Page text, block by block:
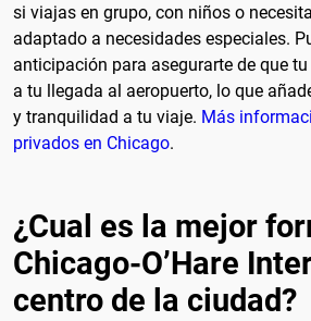
si viajas en grupo, con niños o
adaptado a necesidades especiales.
anticipación para asegurarte de que
a tu llegada al aeropuerto, lo que
y tranquilidad a tu viaje. Más
privados en Chicago.
¿Cual es la mejor
Chicago-O’Hare
centro de la ciudad?